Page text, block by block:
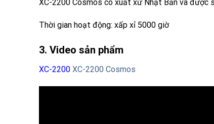
XC-2200 Cosmos có xuất xứ Nhật Bản và được
Thời gian hoạt động: xấp xỉ 5000 giờ
3. Video sản phẩm
XC-2200 XC-2200 Cosmos